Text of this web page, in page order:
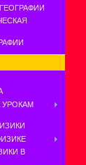
УРОКАМ
В